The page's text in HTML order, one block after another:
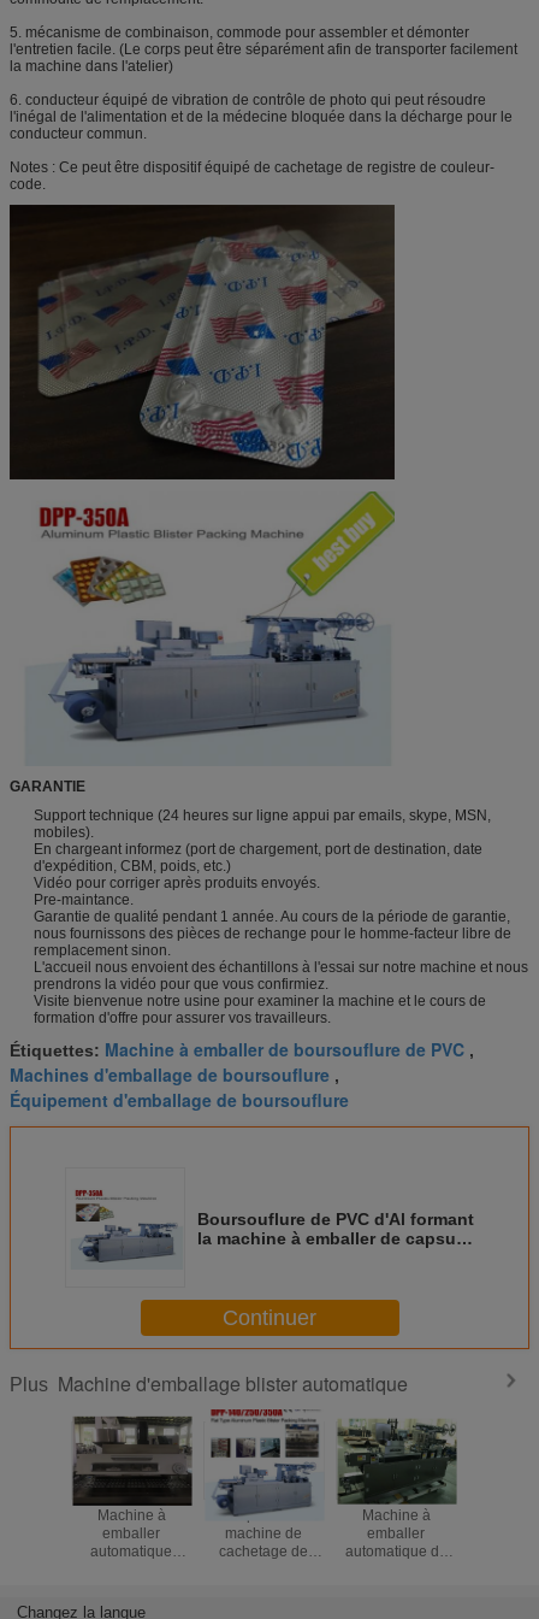
5. mécanisme de combinaison, commode pour assembler et démonter
l'entretien facile. (Le corps peut être séparément afin de transporter facilement
la machine dans l'atelier)
6. conducteur équipé de vibration de contrôle de photo qui peut résoudre
l'inégal de l'alimentation et de la médecine bloquée dans la décharge pour le
conducteur commun.
Notes : Ce peut être dispositif équipé de cachetage de registre de couleur-
code.
GARANTIE
Support technique (24 heures sur ligne appui par emails, skype, MSN,
mobiles).
En chargeant informez (port de chargement, port de destination, date
d'expédition, CBM, poids, etc.)
Vidéo pour corriger après produits envoyés.
Pre-maintance.
Garantie de qualité pendant 1 année. Au cours de la période de garantie,
nous fournissons des pièces de rechange pour le homme-facteur libre de
remplacement sinon.
L'accueil nous envoient des échantillons à l'essai sur notre machine et nous
prendrons la vidéo pour que vous confirmiez.
Visite bienvenue notre usine pour examiner la machine et le cours de
formation d'offre pour assurer vos travailleurs.
Étiquettes: Machine à emballer de boursouflure de PVC ,
Machines d'emballage de boursouflure ,
Équipement d'emballage de boursouflure
Boursouflure de PVC d'Al formant
la machine à emballer de capsule
Continuer
Plus Machine d'emballage blister automatique
Machine à
emballer
automatique
le petit produit en
Comprimés de
machine de
cachetage de
Machine à
emballer
automatique de
Changez la langue